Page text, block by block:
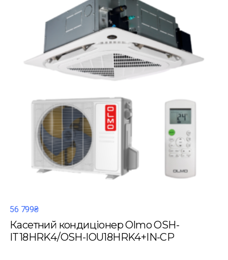
56 799₴
Касетний кондиціонер Olmo OSH-
IT18HRK4/OSH-IOU18HRK4+IN-CP